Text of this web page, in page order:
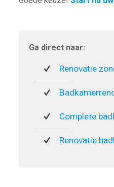
Ga direct naar:
Renovatie
Complete
Renovatie